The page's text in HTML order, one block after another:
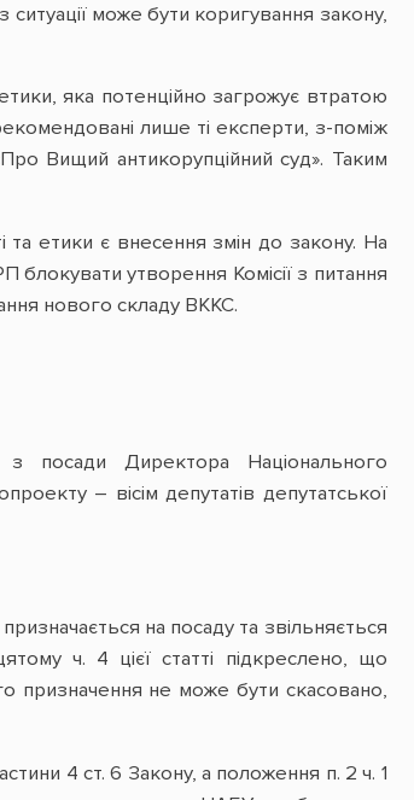
може бути коригування закону,
яка потенційно загрожує втратою
лише ті експерти, з-поміж
Вищий антикорупційний суд». Таким
етики є внесення змін до закону. На
утворення Комісії з питання
нового складу ВККС.
посади Директора Національного
– вісім депутатів депутатської
на посаду та звільняється
ч. 4 цієї статті підкреслено, що
призначення не може бути скасовано,
4 ст. 6 Закону, а положення п. 2 ч. 1